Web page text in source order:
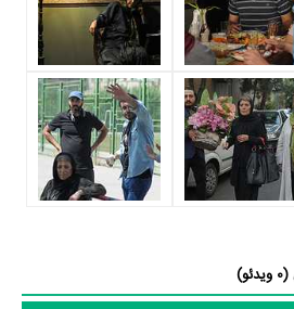
رسانه‌ای اثر و یا توسط دیگر رسانه‌ها درباره
می‌خوانیم: « با وجود جدایی از شوهرش،
همان «نانسی» دخترِ آبادانی با کلاس و دوست
پیرزن بداخلاق، غرغرو و عصبی است که با
و بازیگران
(0 ویدئو)